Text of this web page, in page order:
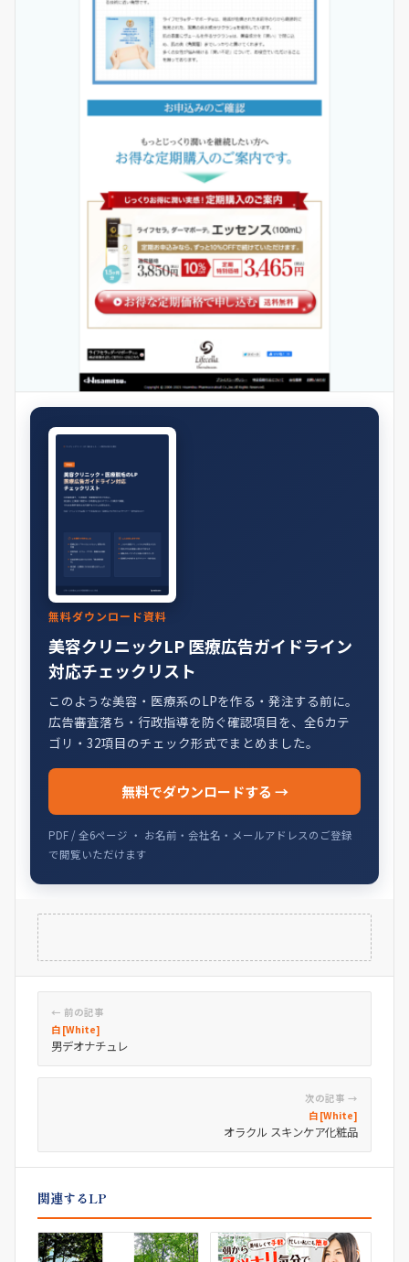
無料ダウンロード資料
美容クリニックLP 医療広告ガイドライン
対応チェックリスト
このような美容・医療系のLPを作る・発注する前に。
広告審査落ち・行政指導を防ぐ確認項目を、全6カテ
ゴリ・32項目のチェック形式でまとめました。
無料でダウンロードする →
PDF / 全6ページ ・ お名前・会社名・メールアドレスのご登録
で閲覧いただけます
← 前の記事
白 [White]
男デオナチュレ
次の記事 →
白 [White]
オラクル スキンケア化粧品
関連するLP